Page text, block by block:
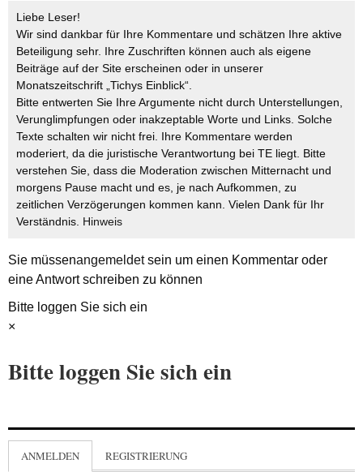
Liebe Leser!
Wir sind dankbar für Ihre Kommentare und schätzen Ihre aktive
Beteiligung sehr. Ihre Zuschriften können auch als eigene
Beiträge auf der Site erscheinen oder in unserer
Monatszeitschrift „Tichys Einblick“.
Bitte entwerten Sie Ihre Argumente nicht durch Unterstellungen,
Verunglimpfungen oder inakzeptable Worte und Links. Solche
Texte schalten wir nicht frei. Ihre Kommentare werden
moderiert, da die juristische Verantwortung bei TE liegt. Bitte
verstehen Sie, dass die Moderation zwischen Mitternacht und
morgens Pause macht und es, je nach Aufkommen, zu
zeitlichen Verzögerungen kommen kann. Vielen Dank für Ihr
Verständnis. Hinweis
Sie müssenangemeldetsein um einen Kommentar oder
eine Antwort schreiben zu können
Bitte loggen Sie sich ein
×
Bitte loggen Sie sich ein
ANMELDEN REGISTRIERUNG